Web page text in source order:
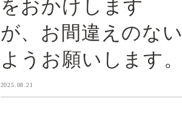
をおかけします
が、お間違えのない
ようお願いします。
2025.08.21